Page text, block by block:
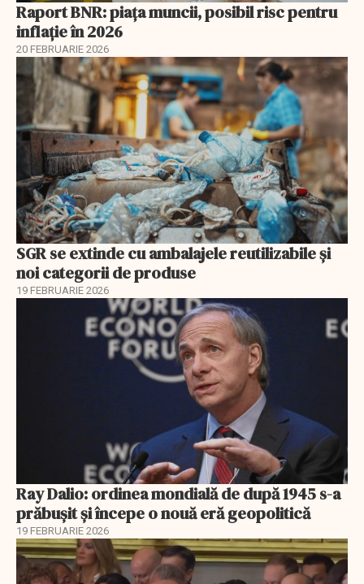
Raport BNR: piața muncii, posibil risc pentru
inflație în 2026
20 FEBRUARIE 2026
SGR se extinde cu ambalajele reutilizabile și
noi categorii de produse
19 FEBRUARIE 2026
Ray Dalio: ordinea mondială de după 1945 s-a
prăbușit și începe o nouă eră geopolitică
19 FEBRUARIE 2026